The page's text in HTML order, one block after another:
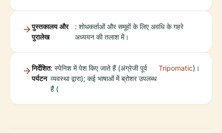
पुस्तकालय और
पुरालेख
: शोधकर्ताओं और समूहों के लिए अवधि के गहरे
अध्ययन की तलाश में।
निर्देशित
पर्यटन
: स्पेनिश में पेश किए जाते हैं (अंग्रेजी पूर्व
व्यवस्था द्वारा); कई भाषाओं में ब्रोशर उपलब्ध
हैं (
Tripomatic)।